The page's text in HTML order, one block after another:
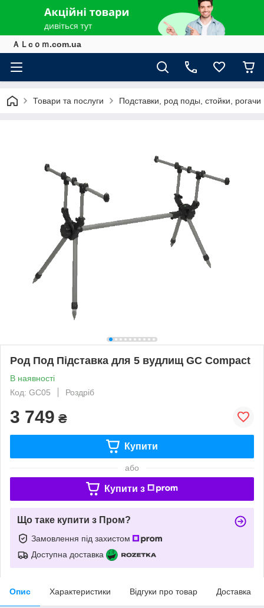
ＡＬcｏｍ.com.ua
Товари та послуги Подставки, род поды, стойки, рогачи
Род Под Підставка для 5 вудлищ GC Compact
В наявності
Код: GC05
Роздріб
3 749 ₴
Купити
або
Купити з
Що таке купити з Пром?
Замовлення під захистом
Доступна доставка
Опис Характеристики Відгуки про товар Доставка